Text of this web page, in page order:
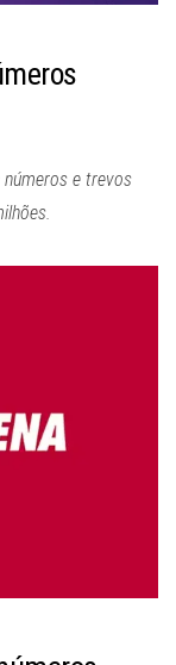
e trevos